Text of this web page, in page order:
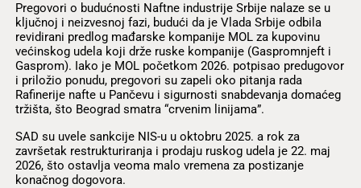
Pregovori o budućnosti Naftne industrije Srbije nalaze se u
ključnoj i neizvesnoj fazi, budući da je Vlada Srbije odbila
revidirani predlog mađarske kompanije MOL za kupovinu
većinskog udela koji drže ruske kompanije (Gaspromnjeft i
Gasprom). Iako je MOL početkom 2026. potpisao predugovor
i priložio ponudu, pregovori su zapeli oko pitanja rada
Rafinerije nafte u Pančevu i sigurnosti snabdevanja domaćeg
tržišta, što Beograd smatra “crvenim linijama”.
SAD su uvele sankcije NIS-u u oktobru 2025. a rok za
završetak restrukturiranja i prodaju ruskog udela je 22. maj
2026, što ostavlja veoma malo vremena za postizanje
konačnog dogovora.